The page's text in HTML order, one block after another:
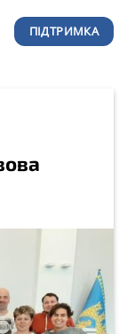
ПІДТРИМКА